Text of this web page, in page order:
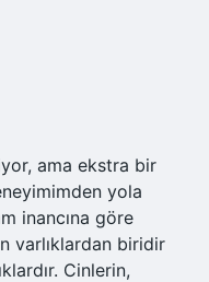
ama ekstra bir
yola
inancına göre
varlıklardan biridir
Cinlerin,